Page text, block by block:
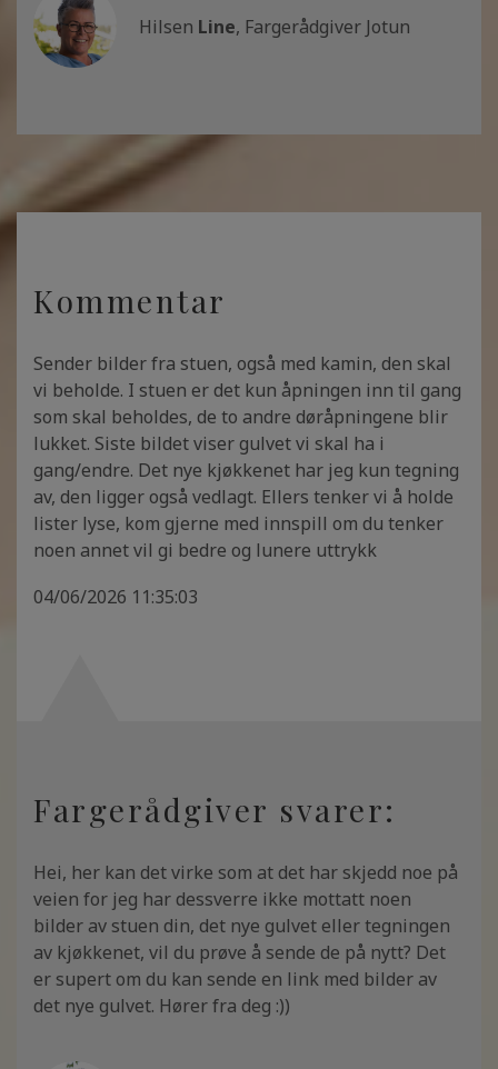
Hilsen Line, Fargerådgiver Jotun
Kommentar
Sender bilder fra stuen, også med kamin, den skal
vi beholde. I stuen er det kun åpningen inn til gang
som skal beholdes, de to andre døråpningene blir
lukket. Siste bildet viser gulvet vi skal ha i
gang/endre. Det nye kjøkkenet har jeg kun tegning
av, den ligger også vedlagt. Ellers tenker vi å holde
lister lyse, kom gjerne med innspill om du tenker
noen annet vil gi bedre og lunere uttrykk
04/06/2026 11:35:03
Fargerådgiver svarer:
Hei, her kan det virke som at det har skjedd noe på
veien for jeg har dessverre ikke mottatt noen
bilder av stuen din, det nye gulvet eller tegningen
av kjøkkenet, vil du prøve å sende de på nytt? Det
er supert om du kan sende en link med bilder av
det nye gulvet. Hører fra deg :))